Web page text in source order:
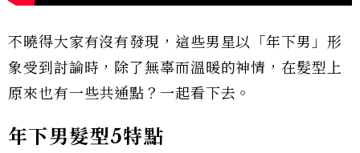
不曉得大家有沒有發現，這些男星以「年下男」形
象受到討論時，除了無辜而溫暖的神情，在髮型上
原來也有一些共通點？一起看下去。
年下男髮型5特點